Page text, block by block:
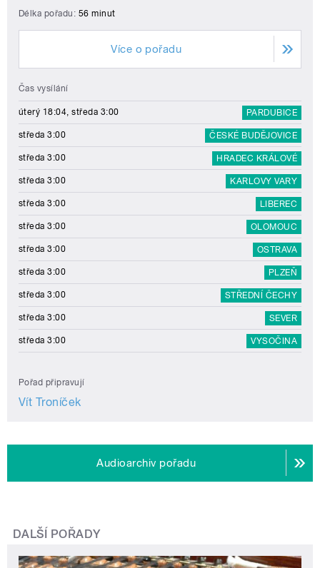
Délka pořadu: 56 minut
Více o pořadu
Čas vysílání
úterý 18:04, středa 3:00 PARDUBICE
středa 3:00 ČESKÉ BUDĚJOVICE
středa 3:00 HRADEC KRÁLOVÉ
středa 3:00 KARLOVY VARY
středa 3:00 LIBEREC
středa 3:00 OLOMOUC
středa 3:00 OSTRAVA
středa 3:00 PLZEŇ
středa 3:00 STŘEDNÍ ČECHY
středa 3:00 SEVER
středa 3:00 VYSOČINA
Pořad připravují
Vít Troníček
Audioarchiv pořadu
DALŠÍ POŘADY